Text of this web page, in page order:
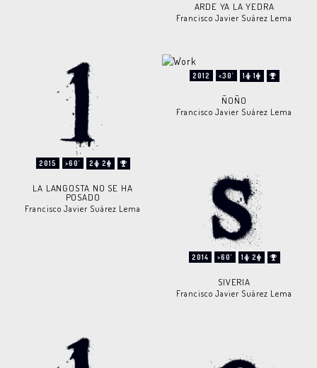
ARDE YA LA YEDRA
Francisco Javier Suárez Lema
2015 >60' 2 2
LA LANGOSTA NO SE HA
POSADO
Francisco Javier Suárez Lema
2012 <30' 1 1
ÑOÑO
Francisco Javier Suárez Lema
2014 >60' 1 2
SIVERIA
Francisco Javier Suárez Lema